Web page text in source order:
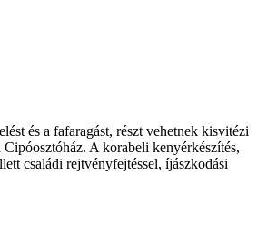
és a fafaragást, részt vehetnek kisvitézi
A korabeli kenyérkészítés,
családi rejtvényfejtéssel, íjászkodási